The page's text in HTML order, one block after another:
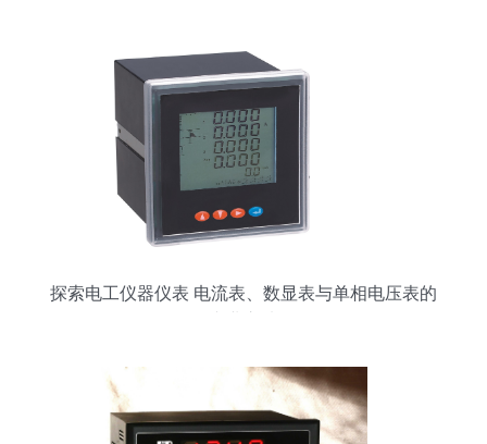
探索电工仪器仪表 电流表、数显表与单相电压表的